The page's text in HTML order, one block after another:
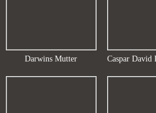
Darwins Mutter